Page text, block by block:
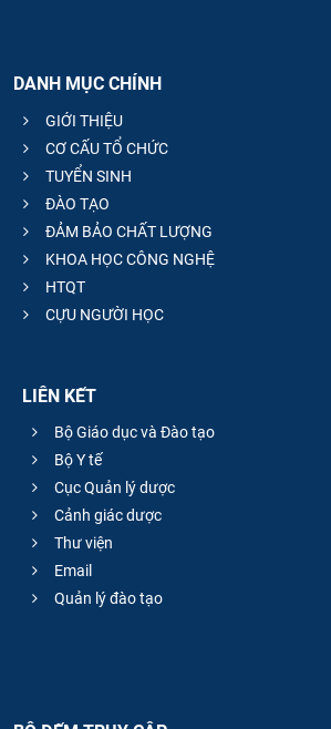
DANH MỤC CHÍNH
GIỚI THIỆU
CƠ CẤU TỔ CHỨC
TUYỂN SINH
ĐÀO TẠO
ĐẢM BẢO CHẤT LƯỢNG
KHOA HỌC CÔNG NGHỆ
HTQT
CỰU NGƯỜI HỌC
LIÊN KẾT
Bộ Giáo dục và Đào tạo
Bộ Y tế
Cục Quản lý dược
Cảnh giác dược
Thư viện
Email
Quản lý đào tạo